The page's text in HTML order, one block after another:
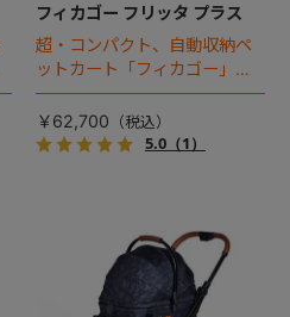
フィカゴー フリッタ プラス
超・コンパクト、自動収納ペ
ットカート「フィカゴー」に
キャビン着脱タイプが新登
場！
￥62,700
5.0（1）